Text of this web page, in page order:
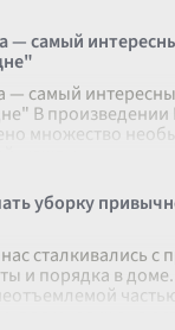
— самый
— самый
В произведении
множество
кажды
уборку
сталкивались с
и порядка в доме.
для многих она ост